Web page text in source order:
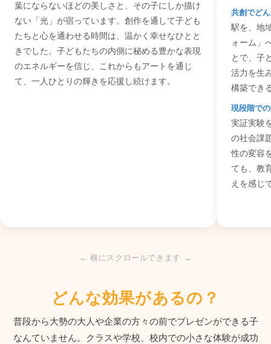
葉にならないほどの美しさと、その子にしか描け
ない「光」が宿っています。創作を通して子ども
たちと心を通わせる時間は、温かく幸せなひとと
きでした。子どもたちの内側に秘める豊かな表現
のエネルギーを信じ、これからもアートを通じ
て、一人ひとりの輝きを応援し続けます。
共創でど
駅を、地
ォーム」
とで、子
活力を生
構築でき
現段階で
実証実験
の社会課
性の変容
ても、教
えを感じ
← 横にスクロールできます →
どんな効果があるの？
普段から大勢の大人や企業の方々の前でプレゼンができる子
なんていません。クラスや学校、校内での小さな体験が成功